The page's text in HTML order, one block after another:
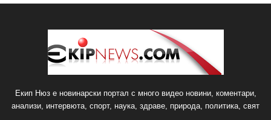
Екип Нюз е новинарски портал с много видео новини, коментари,
анализи, интервюта, спорт, наука, здраве, природа, политика, свят